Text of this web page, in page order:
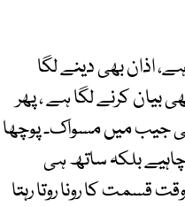
اذان بھی دینے لگا
بیان کرنے لگا ہے ، پھر
جیب میں مسواک۔ پوچھا
چاہیے بلکہ ساتھ ہی
قسمت کا رونا روتا رہتا